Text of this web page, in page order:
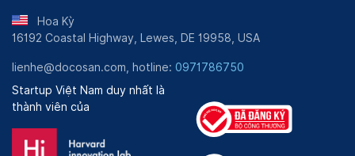
Hoa Kỳ
16192 Coastal Highway, Lewes, DE 19958, USA
lienhe@docosan.com, hotline: 0971786750
Startup Việt Nam duy nhất là
thành viên của